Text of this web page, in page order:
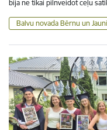
bija ne tikai pilnveidot ceļu
Balvu novada Bērnu un